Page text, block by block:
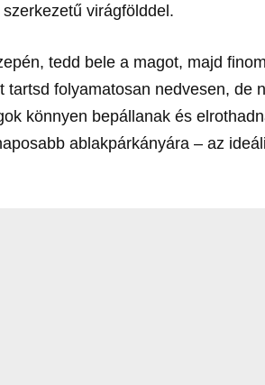
virágfölddel.
tedd bele a magot, majd
tartsd folyamatosan nedvesen, de
könnyen bepállanak és
ablakpárkányára – az